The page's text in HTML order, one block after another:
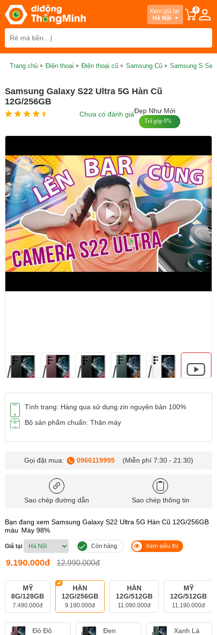
Xem giá tại:
Hà Nội
0
Trang chủ Điện thoại Điện thoại cũ Samsung Cũ Samsung S
Samsung Galaxy S22 Ultra 5G Hàn Cũ
12G/256GB
Đẹp Như Mới
Chưa có đánh giá
Trả góp 0%
Tình trạng: Hàng qua sử dụng zin nguyên bản 100%
Bộ sản phẩm chuẩn: Thân máy
Gọi đặt mua: 0966119995 (Miễn phí 7:30 - 21:30)
Sao chép đường dẫn Sao chép thông tin
Bạn đang xem Samsung Galaxy S22 Ultra 5G Hàn Cũ 12G/256GB
màu Máy 98%
Giá tại Còn hàng Xem siêu thị
9.190.000đ 12.990.000đ
MỸ
8G/128GB
7.490.000đ
HÀN
12G/256GB
9.190.000đ
HÀN
12G/512GB
11.090.000đ
MỸ
12G/512GB
11.190.000đ
Đỏ Đô Đen Xanh Lá